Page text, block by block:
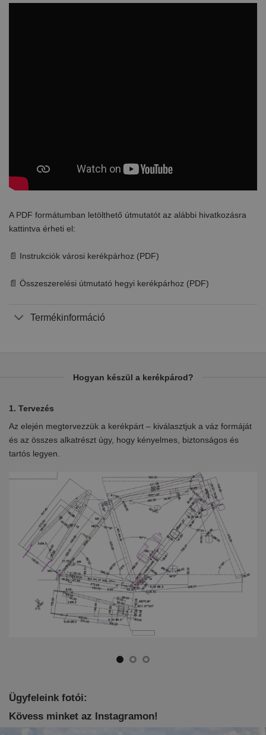
A PDF formátumban letölthető útmutatót az alábbi hivatkozásra
kattintva érheti el:
📄 Instrukciók városi kerékpárhoz (PDF)
📄 Összeszerelési útmutató hegyi kerékpárhoz (PDF)
Termékinformáció
Hogyan készül a kerékpárod?
1. Tervezés
Az elején megtervezzük a kerékpárt – kiválasztjuk a váz formáját
és az összes alkatrészt úgy, hogy kényelmes, biztonságos és
tartós legyen.
Ügyfeleink fotói:
Kövess minket az Instagramon!